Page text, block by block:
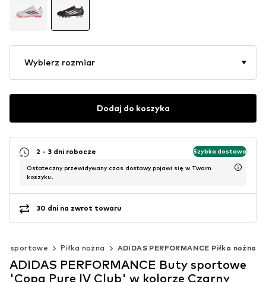
Wybierz rozmiar
Dodaj do koszyka
2 - 3 dni robocze Szybka dostawa
Ostateczny przewidywany czas dostawy pojawi się w Twoim
koszyku.
30 dni na zwrot towaru
sportowe Piłka nożna ADIDAS PERFORMANCE Piłka nożna
ADIDAS PERFORMANCE Buty sportowe
'Copa Pure IV Club' w kolorze Czarny